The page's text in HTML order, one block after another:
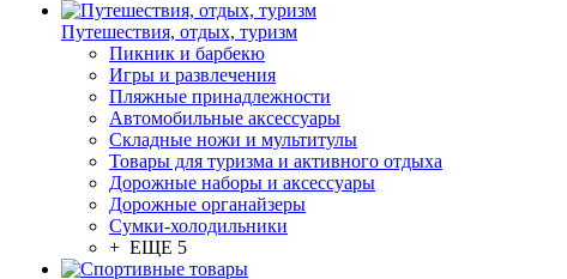
Путешествия, отдых, туризм
Пикник и барбекю
Игры и развлечения
Пляжные принадлежности
Автомобильные аксессуары
Складные ножи и мультитулы
Товары для туризма и активного отдыха
Дорожные наборы и аксессуары
Дорожные органайзеры
Сумки-холодильники
+ ЕЩЕ 5